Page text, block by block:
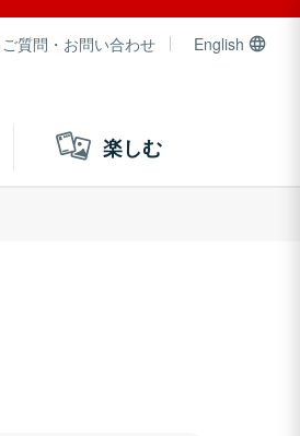
質問・お問い合わせ English
楽しむ